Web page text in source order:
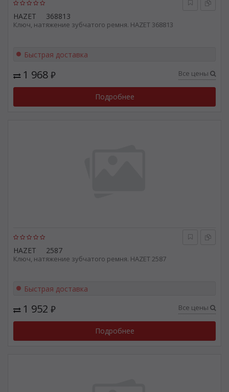
HAZET 368813
Ключ, натяжение зубчатого ремня. HAZET 368813
Быстрая доставка
1 968 ₽ Все цены
Подробнее
HAZET 2587
Ключ, натяжение зубчатого ремня. HAZET 2587
Быстрая доставка
1 952 ₽ Все цены
Подробнее